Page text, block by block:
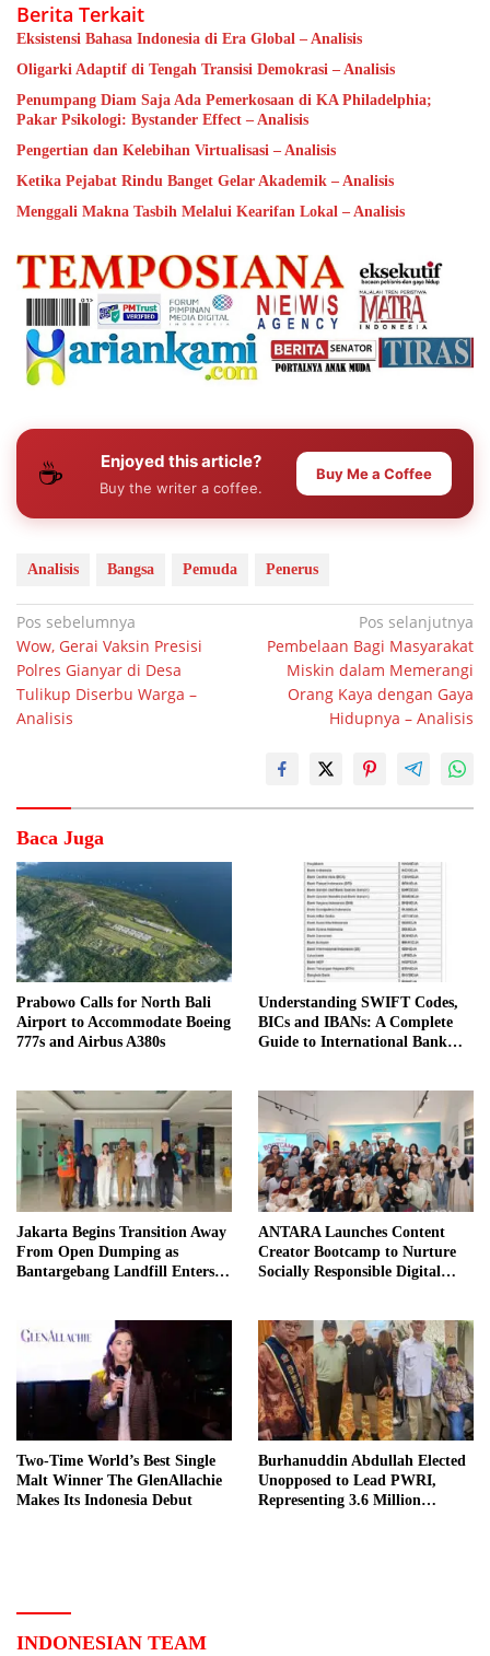
Berita Terkait
Eksistensi Bahasa Indonesia di Era Global – Analisis
Oligarki Adaptif di Tengah Transisi Demokrasi – Analisis
Penumpang Diam Saja Ada Pemerkosaan di KA Philadelphia;
Pakar Psikologi: Bystander Effect – Analisis
Pengertian dan Kelebihan Virtualisasi – Analisis
Ketika Pejabat Rindu Banget Gelar Akademik – Analisis
Menggali Makna Tasbih Melalui Kearifan Lokal – Analisis
☕ Enjoyed this article?
Buy the writer a coffee.
Buy Me a Coffee
Analisis Bangsa Pemuda Penerus
Navigasi
pos
Pos sebelumnya
Wow, Gerai Vaksin Presisi
Polres Gianyar di Desa
Tulikup Diserbu Warga –
Analisis
Pos selanjutnya
Pembelaan Bagi Masyarakat
Miskin dalam Memerangi
Orang Kaya dengan Gaya
Hidupnya – Analisis
Baca Juga
Prabowo Calls for North Bali
Airport to Accommodate Boeing
777s and Airbus A380s
Understanding SWIFT Codes,
BICs and IBANs: A Complete
Guide to International Bank
Jakarta Begins Transition Away
From Open Dumping as
Bantargebang Landfill Enters
ANTARA Launches Content
Creator Bootcamp to Nurture
Socially Responsible Digital
Two-Time World’s Best Single
Malt Winner The GlenAllachie
Makes Its Indonesia Debut
Burhanuddin Abdullah Elected
Unopposed to Lead PWRI,
Representing 3.6 Million
INDONESIAN TEAM